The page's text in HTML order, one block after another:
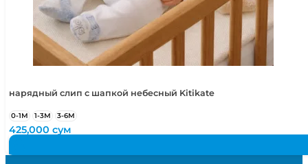
нарядный слип с шапкой небесный Kitikate
0-1М 1-3М 3-6М
425,000сум